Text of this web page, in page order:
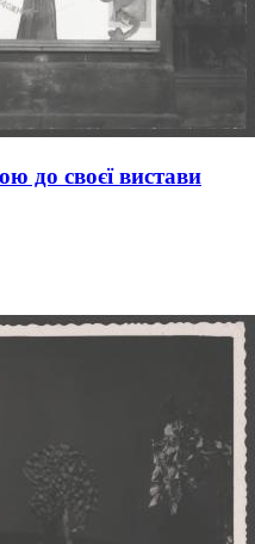
до своєї вистави